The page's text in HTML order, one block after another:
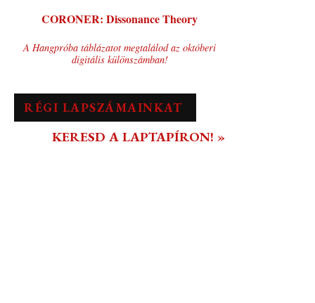
CORONER: Dissonance Theory
A Hangpróba táblázatot megtalálod az októberi
digitális különszámban!
RÉGI LAPSZÁMAINKAT
KERESD A LAPTAPÍRON! »